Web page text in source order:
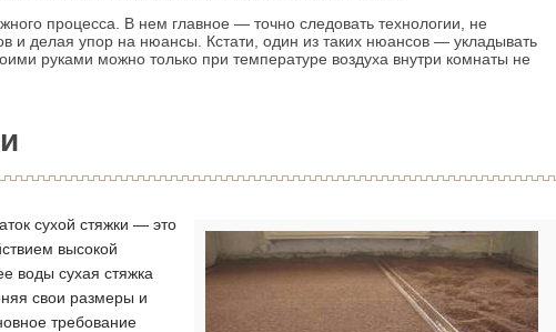
процесса. В нем главное — точно следовать технологии, не
и делая упор на нюансы. Кстати, один из таких нюансов — укладывать
руками можно только при температуре воздуха внутри комнаты не
сухой стяжки — это
высокой
воды сухая стяжка
свои размеры и
требование